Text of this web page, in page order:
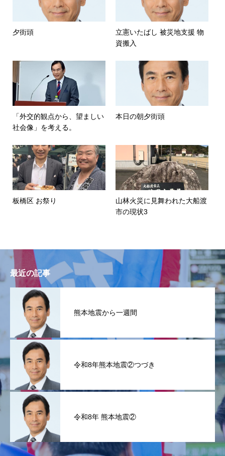
夕街頭
立憲いたばし 被災地支援 物
資搬入
「外交的観点から、望ましい
社会像」を考える。
本日の朝夕街頭
板橋区 お祭り
山林火災に見舞われた大船渡
市の現状3
最近の記事
熊本地震から一週間
令和8年熊本地震②つづき
令和8年 熊本地震②